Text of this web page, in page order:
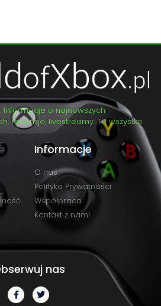
Informacje o najnowszych
recenzje, livestreamy. To wszystko
Informacje
O nas
Polityka Prywatności
Współpraca
Kontakt z nami
nas